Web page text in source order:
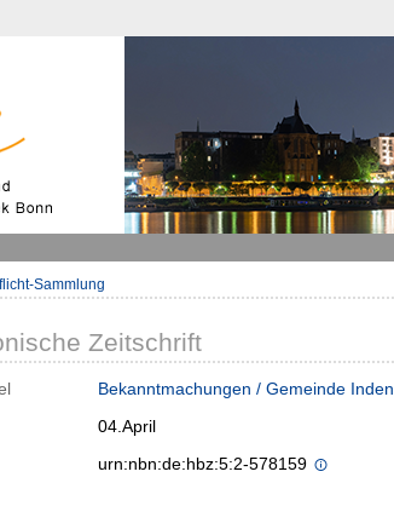
Sammlung
Zeitschrift
Bekanntmachungen / Gemeinde Inden
04.April
urn:nbn:de:hbz:5:2-578159